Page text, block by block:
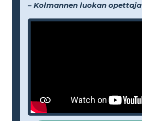
– Kolmannen luokan opettaja